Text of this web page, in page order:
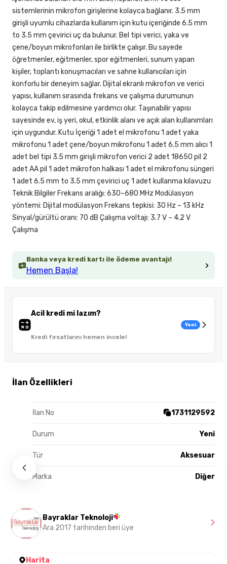
Banka veya kredi kartı ile ödeme avantajı!
Hemen Başla!
Acil kredi mi lazım?
Kredi fırsatlarını hemen incele!
Yeni
İlan Özellikleri
İlan No 1731129592
Durum Yeni
Tür Aksesuar
Marka Diğer
sistemlerinin mikrofon girişlerine kolayca bağlanır. 3.5 mm
girişli uyumlu cihazlarda kullanım için kutu içeriğinde 6.5 mm
to 3.5 mm çevirici uç da bulunur. Bel tipi verici, yaka ve
çene/boyun mikrofonları ile birlikte çalışır. Bu sayede
öğretmenler, eğitmenler, spor eğitmenleri, sunum yapan
kişiler, toplantı konuşmacıları ve sahne kullanıcıları için
konforlu bir deneyim sağlar. Dijital ekranlı mikrofon ve verici
yapısı, kullanım sırasında frekans ve çalışma durumunun
kolayca takip edilmesine yardımcı olur. Taşınabilir yapısı
sayesinde ev, iş yeri, okul, etkinlik alanı ve açık alan kullanımları
için uygundur. Kutu İçeriği 1 adet el mikrofonu 1 adet yaka
mikrofonu 1 adet çene/boyun mikrofonu 1 adet 6.5 mm alıcı 1
adet bel tipi 3.5 mm girişli mikrofon verici 2 adet 18650 pil 2
adet AA pil 1 adet mikrofon halkası 1 adet el mikrofonu süngeri
1 adet 6.5 mm to 3.5 mm çevirici uç 1 adet kullanma kılavuzu
Teknik Bilgiler Frekans aralığı: 630–680 MHz Modülasyon
yöntemi: Dijital modülasyon Frekans tepkisi: 30 Hz – 13 kHz
Sinyal/gürültü oranı: 70 dB Çalışma voltajı: 3.7 V – 4.2 V
Çalışma
Bayraklar Teknoloji
Ara 2017 tarihinden beri üye
Harita